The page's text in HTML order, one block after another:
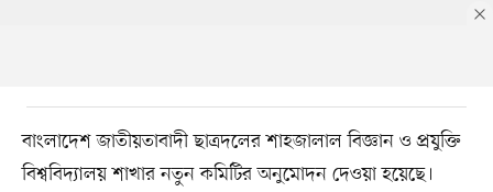
বাংলাদেশ জাতীয়তাবাদী ছাত্রদলের শাহজালাল বিজ্ঞান ও প্রযুক্তি
বিশ্ববিদ্যালয় শাখার নতুন কমিটির অনুমোদন দেওয়া হয়েছে।